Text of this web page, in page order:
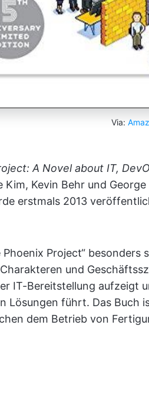
Via:
A Novel about IT,
Kim, Kevin Behr und
erstmals 2013
Phoenix Project“
und
IT-Bereitstellung aufzeigt
Lösungen führt. Das Buch
dem Betrieb von